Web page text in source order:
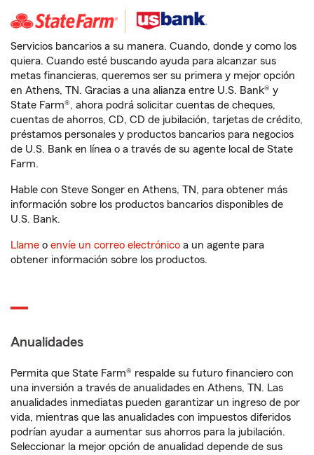
Servicios bancarios a su manera. Cuando, donde y como los
quiera. Cuando esté buscando ayuda para alcanzar sus
metas financieras, queremos ser su primera y mejor opción
en Athens, TN. Gracias a una alianza entre U.S. Bank® y
State Farm®, ahora podrá solicitar cuentas de cheques,
cuentas de ahorros, CD, CD de jubilación, tarjetas de crédito,
préstamos personales y productos bancarios para negocios
de U.S. Bank en línea o a través de su agente local de State
Farm.
Hable con Steve Songer en Athens, TN, para obtener más
información sobre los productos bancarios disponibles de
U.S. Bank.
Llame o envíe un correo electrónico a un agente para
obtener información sobre los productos.
Anualidades
Permita que State Farm® respalde su futuro financiero con
una inversión a través de anualidades en Athens, TN. Las
anualidades inmediatas pueden garantizar un ingreso de por
vida, mientras que las anualidades con impuestos diferidos
podrían ayudar a aumentar sus ahorros para la jubilación.
Seleccionar la mejor opción de anualidad depende de sus